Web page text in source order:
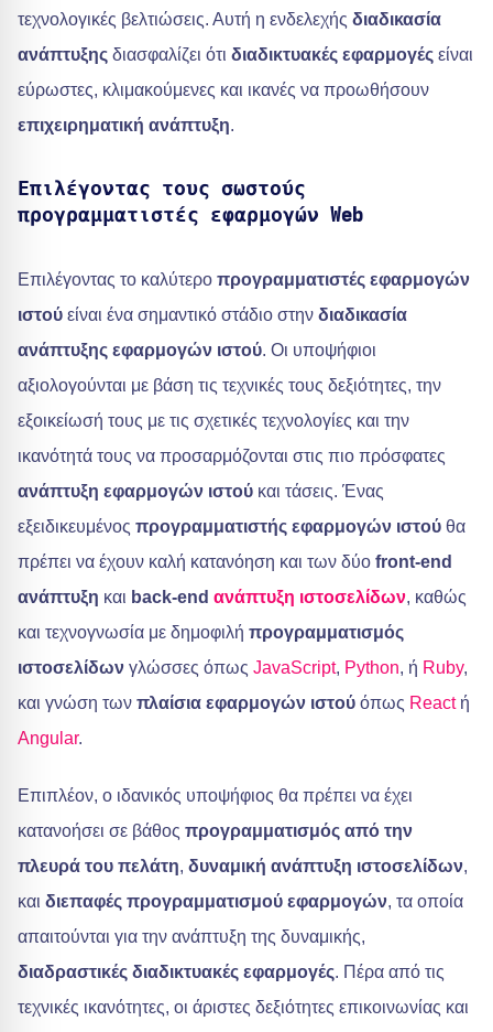
τεχνολογικές βελτιώσεις. Αυτή η ενδελεχής διαδικασία
ανάπτυξης διασφαλίζει ότι διαδικτυακές εφαρμογές είναι
εύρωστες, κλιμακούμενες και ικανές να προωθήσουν
επιχειρηματική ανάπτυξη.
Επιλέγοντας τους σωστούς
προγραμματιστές εφαρμογών Web
Επιλέγοντας το καλύτερο προγραμματιστές εφαρμογών
ιστού είναι ένα σημαντικό στάδιο στην διαδικασία
ανάπτυξης εφαρμογών ιστού. Οι υποψήφιοι
αξιολογούνται με βάση τις τεχνικές τους δεξιότητες, την
εξοικείωσή τους με τις σχετικές τεχνολογίες και την
ικανότητά τους να προσαρμόζονται στις πιο πρόσφατες
ανάπτυξη εφαρμογών ιστού και τάσεις. Ένας
εξειδικευμένος προγραμματιστής εφαρμογών ιστού θα
πρέπει να έχουν καλή κατανόηση και των δύο front-end
ανάπτυξη και back-end ανάπτυξη ιστοσελίδων, καθώς
και τεχνογνωσία με δημοφιλή προγραμματισμός
ιστοσελίδων γλώσσες όπως JavaScript, Python, ή Ruby,
και γνώση των πλαίσια εφαρμογών ιστού όπως Reactή
Angular.
Επιπλέον, ο ιδανικός υποψήφιος θα πρέπει να έχει
κατανοήσει σε βάθος προγραμματισμός από την
πλευρά του πελάτη, δυναμική ανάπτυξη ιστοσελίδων,
και διεπαφές προγραμματισμού εφαρμογών, τα οποία
απαιτούνται για την ανάπτυξη της δυναμικής,
διαδραστικές διαδικτυακές εφαρμογές. Πέρα από τις
τεχνικές ικανότητες, οι άριστες δεξιότητες επικοινωνίας και